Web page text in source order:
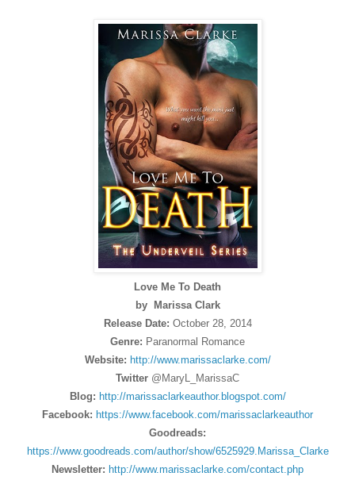
Love Me To Death
by Marissa Clark
Release Date: October 28, 2014
Genre: Paranormal Romance
Website: http://www.marissaclarke.com/
Twitter @MaryL_MarissaC
Blog: http://marissaclarkeauthor.blogspot.com/
Facebook: https://www.facebook.com/marissaclarkeauthor
Goodreads:
https://www.goodreads.com/author/show/6525929.Marissa_Clarke
Newsletter: http://www.marissaclarke.com/contact.php